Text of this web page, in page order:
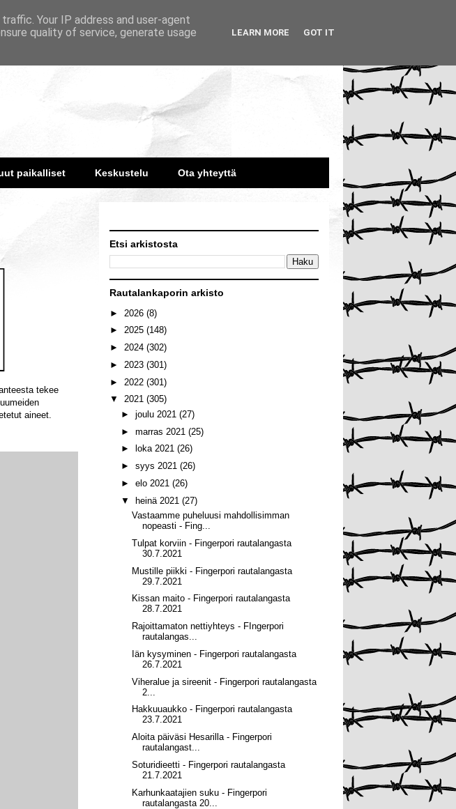
paikalliset Keskustelu Ota yhteyttä
tekee
aineet.
Etsi arkistosta
Rautalankaporin arkisto
► 2026 (8)
► 2025 (148)
► 2024 (302)
► 2023 (301)
► 2022 (301)
▼ 2021 (305)
► joulu 2021 (27)
► marras 2021 (25)
►
loka 2021 (26)
► syys 2021 (26)
► elo 2021 (26)
▼ heinä 2021 (27)
Vastaamme puheluusi mahdollisimman
nopeasti - Fing...
Tulpat korviin - Fingerpori rautalangasta
30.7.2021
Mustille piikki - Fingerpori rautalangasta
29.7.2021
Kissan maito - Fingerpori rautalangasta
28.7.2021
Rajoittamaton nettiyhteys - FIngerpori
rautalangas...
Iän kysyminen - Fingerpori rautalangasta
26.7.2021
Viheralue ja sireenit - Fingerpori rautalangasta
2...
Hakkuuaukko - Fingerpori rautalangasta
23.7.2021
Aloita päiväsi Hesarilla - Fingerpori
rautalangast...
Soturidieetti - Fingerpori rautalangasta
21.7.2021
Karhunkaatajien suku - Fingerpori
rautalangasta 20...
Your IP address and user-agent
quality of service, generate usage
LEARN MORE GOT IT